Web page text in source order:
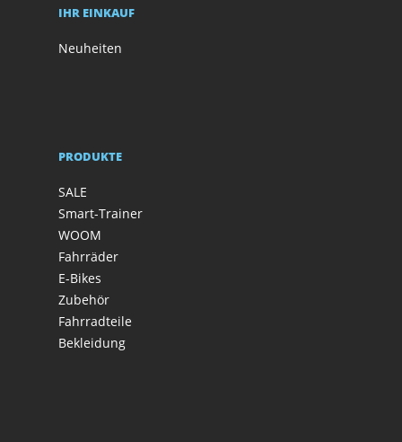
IHR EINKAUF
Neuheiten
PRODUKTE
SALE
Smart-Trainer
WOOM
Fahrräder
E-Bikes
Zubehör
Fahrradteile
Bekleidung